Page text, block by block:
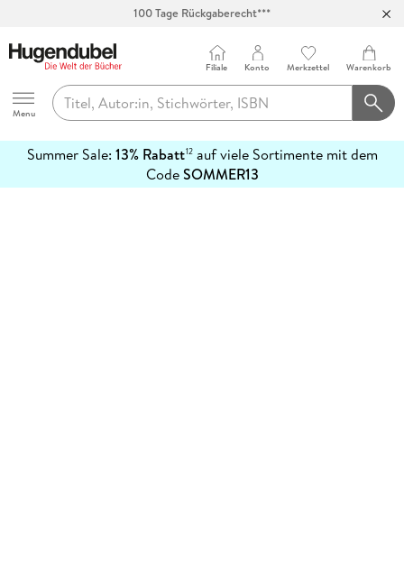
100 Tage Rückgaberecht***
Hugendubel
Menu
Filiale Konto Merkzettel Warenkorb
Summer Sale: 13% Rabatt12auf viele Sortimente mit dem
CodeSOMMER13
erfahren